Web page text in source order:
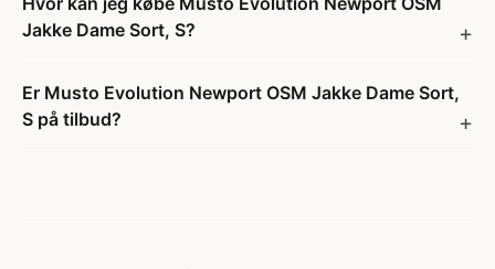
Jakke Dame Sort, S?
Er Musto Evolution Newport OSM Jakke Dame Sort,
S på tilbud?